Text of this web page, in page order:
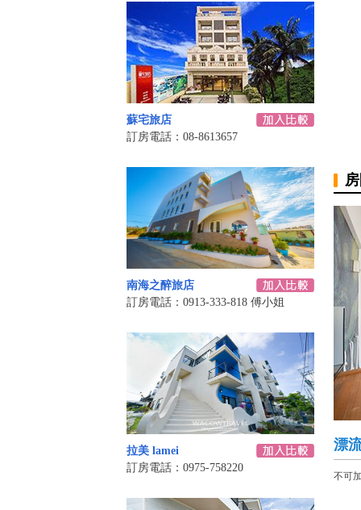
蘇宅旅店
訂房電話：08-8613657
南海之醉旅店
訂房電話：0913-333-818 傅小姐
拉美 lamei
訂房電話：0975-758220
漂
不可